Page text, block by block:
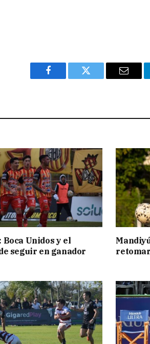
Facebook Twitter Email
Boca Unidos y el
seguir en ganador